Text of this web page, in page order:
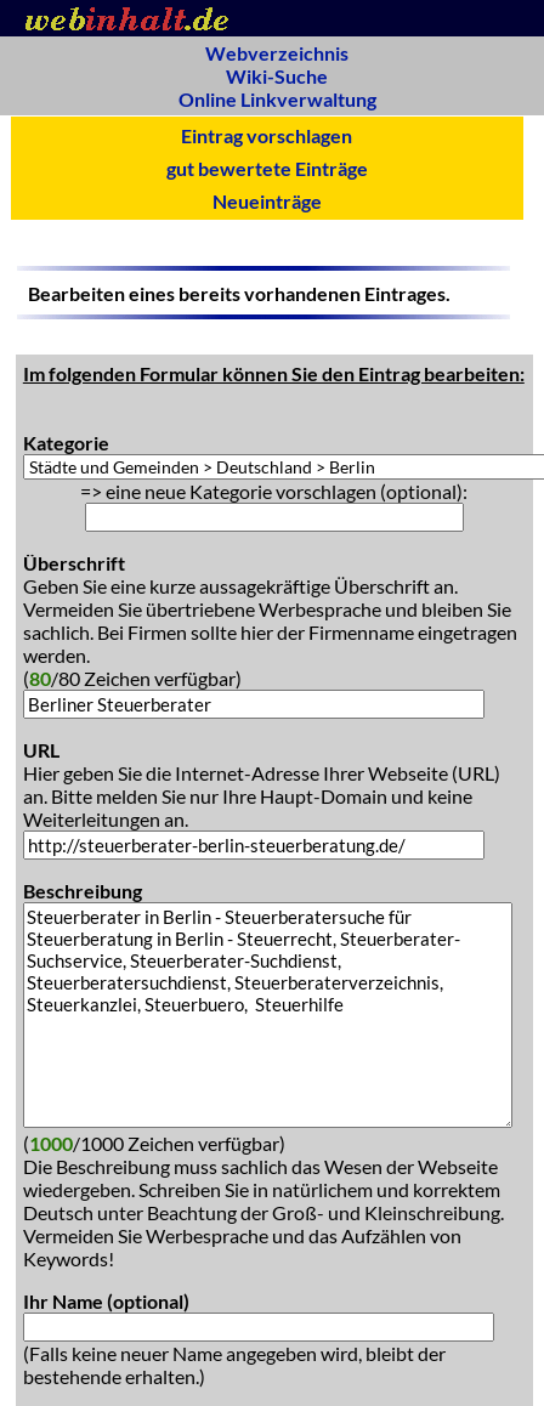
Webverzeichnis
Wiki-Suche
Online Linkverwaltung
Eintrag vorschlagen
gut bewertete Einträge
Neueinträge
Bearbeiten eines bereits vorhandenen Eintrages.
Im folgenden Formular können Sie den Eintrag bearbeiten:
Kategorie
=> eine neue Kategorie vorschlagen (optional):
Überschrift
Geben Sie eine kurze aussagekräftige Überschrift an.
Vermeiden Sie übertriebene Werbesprache und bleiben Sie
sachlich. Bei Firmen sollte hier der Firmenname eingetragen
werden.
(80/80 Zeichen verfügbar)
URL
Hier geben Sie die Internet-Adresse Ihrer Webseite (URL)
an. Bitte melden Sie nur Ihre Haupt-Domain und keine
Weiterleitungen an.
Beschreibung
(1000/1000 Zeichen verfügbar)
Die Beschreibung muss sachlich das Wesen der Webseite
wiedergeben. Schreiben Sie in natürlichem und korrektem
Deutsch unter Beachtung der Groß- und Kleinschreibung.
Vermeiden Sie Werbesprache und das Aufzählen von
Keywords!
Ihr Name (optional)
(Falls keine neuer Name angegeben wird, bleibt der
bestehende erhalten.)